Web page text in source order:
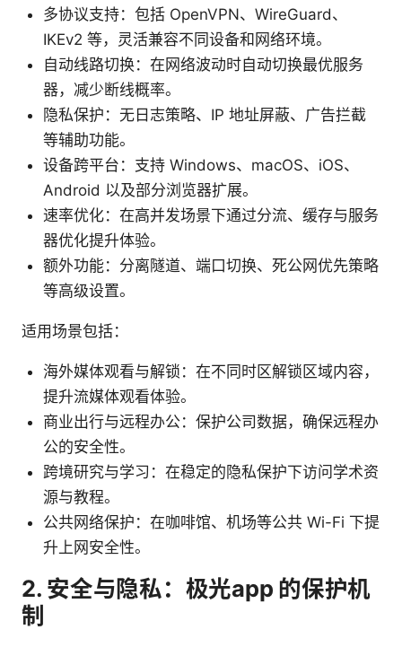
多协议支持：包括 OpenVPN、WireGuard、
IKEv2 等，灵活兼容不同设备和网络环境。
自动线路切换：在网络波动时自动切换最优服务
器，减少断线概率。
隐私保护：无日志策略、IP 地址屏蔽、广告拦截
等辅助功能。
设备跨平台：支持 Windows、macOS、iOS、
Android 以及部分浏览器扩展。
速率优化：在高并发场景下通过分流、缓存与服务
器优化提升体验。
额外功能：分离隧道、端口切换、死公网优先策略
等高级设置。
适用场景包括：
海外媒体观看与解锁：在不同时区解锁区域内容，
提升流媒体观看体验。
商业出行与远程办公：保护公司数据，确保远程办
公的安全性。
跨境研究与学习：在稳定的隐私保护下访问学术资
源与教程。
公共网络保护：在咖啡馆、机场等公共 Wi-Fi 下提
升上网安全性。
2. 安全与隐私：极光app 的保护机
制